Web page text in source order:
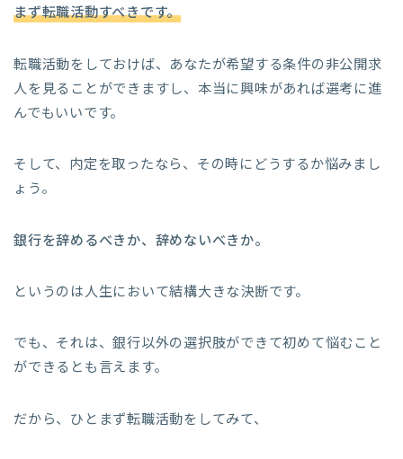
まず転職活動すべきです。
転職活動をしておけば、あなたが希望する条件の非公開求
人を見ることができますし、本当に興味があれば選考に進
んでもいいです。
そして、内定を取ったなら、その時にどうするか悩みまし
ょう。
銀行を辞めるべきか、辞めないべきか。
というのは人生において結構大きな決断です。
でも、それは、銀行以外の選択肢ができて初めて悩むこと
ができるとも言えます。
だから、ひとまず転職活動をしてみて、